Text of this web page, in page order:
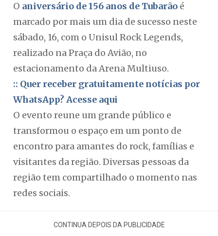
O aniversário de 156 anos de Tubarãoé
marcado por mais um dia de sucesso neste
sábado, 16, com o Unisul Rock Legends,
realizado na Praça do Avião, no
estacionamento da Arena Multiuso.
:: Quer receber gratuitamente notícias por
WhatsApp? Acesse aqui
O evento reune um grande público e
transformou o espaço em um ponto de
encontro para amantes do rock, famílias e
visitantes da região. Diversas pessoas da
região tem compartilhado o momento nas
redes sociais.
CONTINUA DEPOIS DA PUBLICIDADE